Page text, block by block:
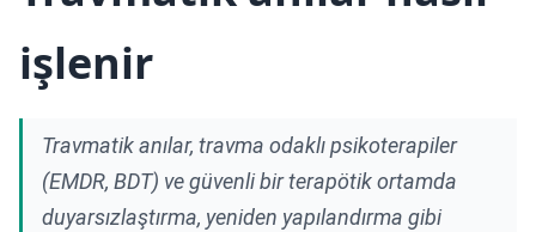
işlenir
Travmatik anılar, travma odaklı psikoterapiler
(EMDR, BDT) ve güvenli bir terapötik ortamda
duyarsızlaştırma, yeniden yapılandırma gibi